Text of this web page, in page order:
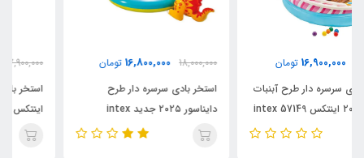
18,000,000
16,800,000
استخر بادی سرسره دار طرح
57135
7,900,000
6,800,000
استخر بادی کودک سایز بزرگ
اینتکس جدید ۲۰۲۵ کد intex
57180